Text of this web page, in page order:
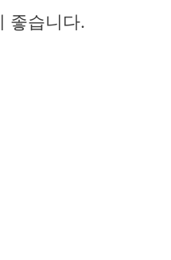
좋습니다.